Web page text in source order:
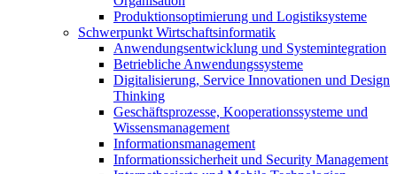
Produktionsoptimierung und Logistiksysteme
Schwerpunkt Wirtschaftsinformatik
Anwendungsentwicklung und Systemintegration
Betriebliche Anwendungssysteme
Digitalisierung, Service Innovationen und Design
Thinking
Geschäftsprozesse, Kooperationssysteme und
Wissensmanagement
Informationsmanagement
Informationssicherheit und Security Management